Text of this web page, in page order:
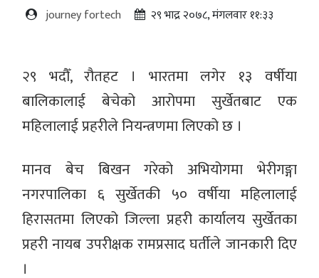
journey fortech २९ भाद्र २०७८, मंगलवार ११:३३
२९ भदौँ, रौतहट । भारतमा लगेर १३ वर्षीया
बालिकालाई बेचेको आरोपमा सुर्खेतबाट एक
महिलालाई प्रहरीले नियन्त्रणमा लिएको छ ।
मानव बेच बिखन गरेको अभियोगमा भेरीगङ्गा
नगरपालिका ६ सुर्खेतकी ५० वर्षीया महिलालाई
हिरासतमा लिएको जिल्ला प्रहरी कार्यालय सुर्खेतका
प्रहरी नायब उपरीक्षक रामप्रसाद घर्तीले जानकारी दिए
।